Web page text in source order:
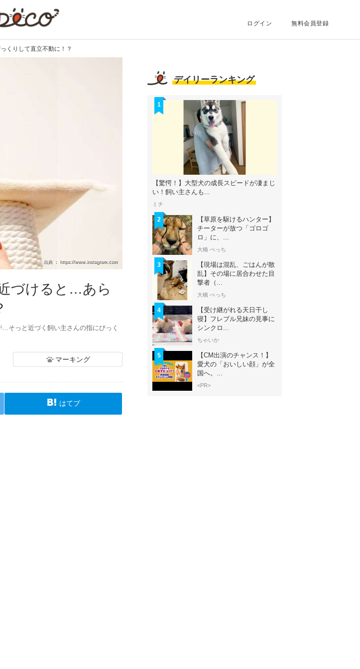
ログイン 無料会員登録
くりして直立不動に！？
出典 ： https://www.instagram.com
近づけると…あら
そっと近づく飼い主さんの指にびっく
マーキング
はてブ
デイリーランキング
1
【驚愕！】大型犬の成長スピードが凄まじ
い！飼い主さんも...
ミチ
2
【草原を駆けるハンター】
チーターが放つ「ゴロゴ
ロ」に、...
大橋 ぺっち
3
【現場は混乱、ごはんが散
乱】その場に居合わせた目
撃者（...
大橋 ぺっち
4
【受け継がれる天日干し
寝】フレブル兄妹の見事に
シンクロ...
ちゃいか
5
【CM出演のチャンス！】
愛犬の「おいしい顔」が全
国へ。...
<PR>